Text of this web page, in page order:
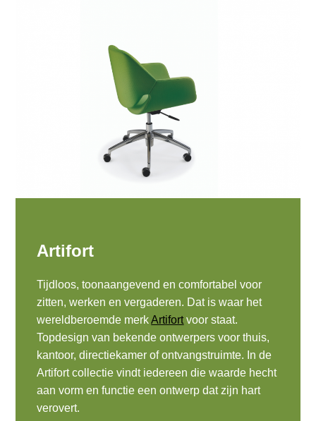
Artifort
Tijdloos, toonaangevend en comfortabel voor
zitten, werken en vergaderen. Dat is waar het
wereldberoemde merkArtifortvoor staat.
Topdesign van bekende ontwerpers voor thuis,
kantoor, directiekamer of ontvangstruimte. In de
Artifort collectie vindt iedereen die waarde hecht
aan vorm en functie een ontwerp dat zijn hart
verovert.